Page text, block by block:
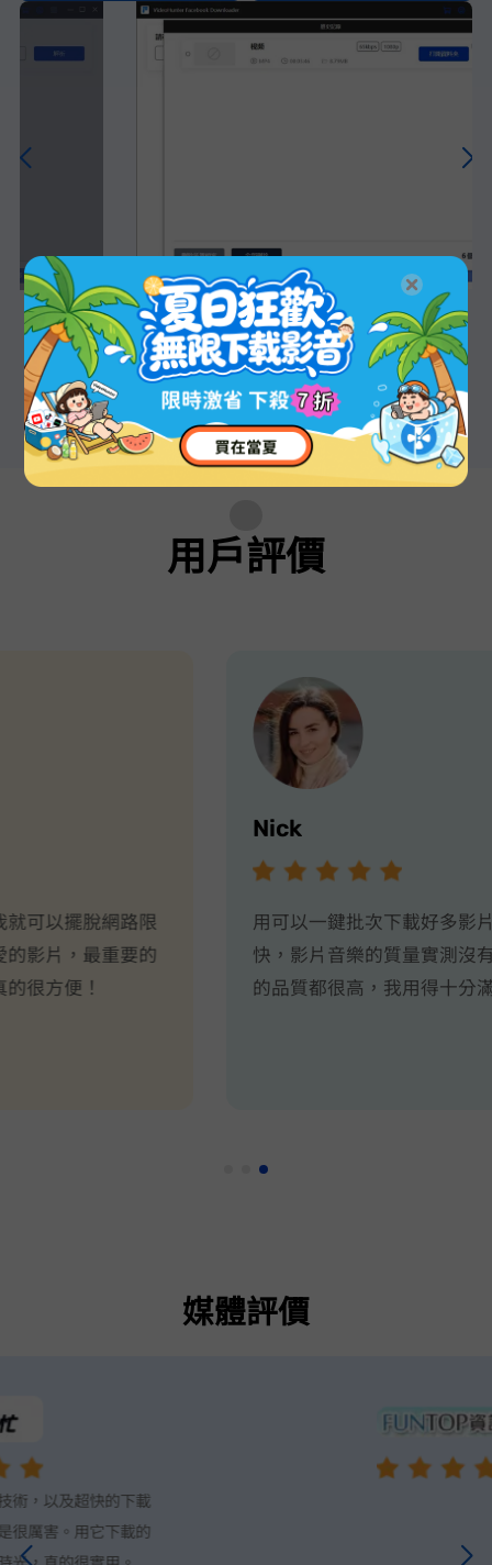
>>了解 Facebook Downloader 詳細使用指南
用戶評價
用 Facebook Downloader 可以一鍵批次下載好多影片，而且速度真的很
快，影片/音樂的質量實測沒有損壞，畫質和音質
的品質都很高，我用得十分滿意！
媒體評價
Facebook 上除了影片，也有很多動聽的音樂，這令音樂重度愛好
者十分欣喜，瘋狂想要擁有，VideoHunter Facebook Downloader 就內建了 MP3 音樂下載功能，